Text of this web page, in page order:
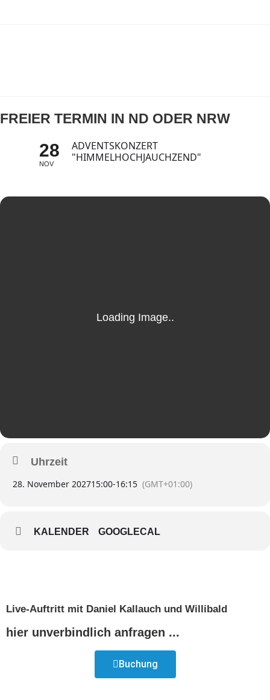
FREIER TERMIN IN ND ODER NRW
28
NOV
ADVENTSKONZERT
"HIMMELHOCHJAUCHZEND"
Uhrzeit
28. November 202715:00-16:15 (GMT+01:00)
KALENDER GOOGLECAL
Live-Auftritt mit Daniel Kallauch und Willibald
hier unverbindlich anfragen ...
Buchung